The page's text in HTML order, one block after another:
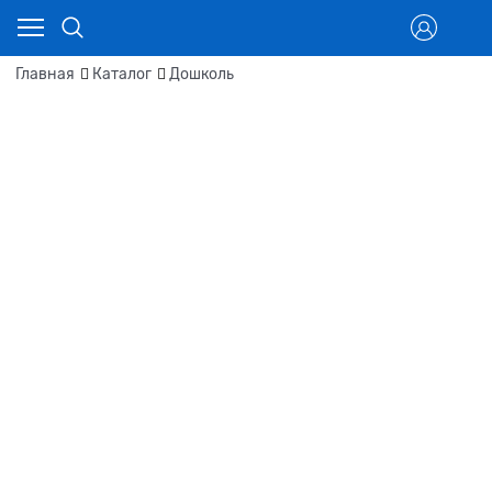
Главная Каталог Дошколь